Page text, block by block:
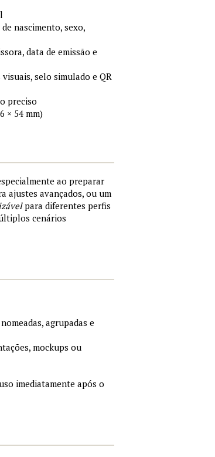
nascimento, sexo,
data de emissão e
selo simulado e QR
preciso
× 54 mm)
ao preparar
ajustes avançados, ou um
para diferentes perfis
cenários
agrupadas e
mockups ou
imediatamente após o